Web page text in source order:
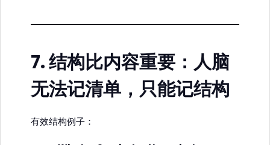
7.结构比内容重要：人脑
无法记清单，只能记结构
有效结构例子：